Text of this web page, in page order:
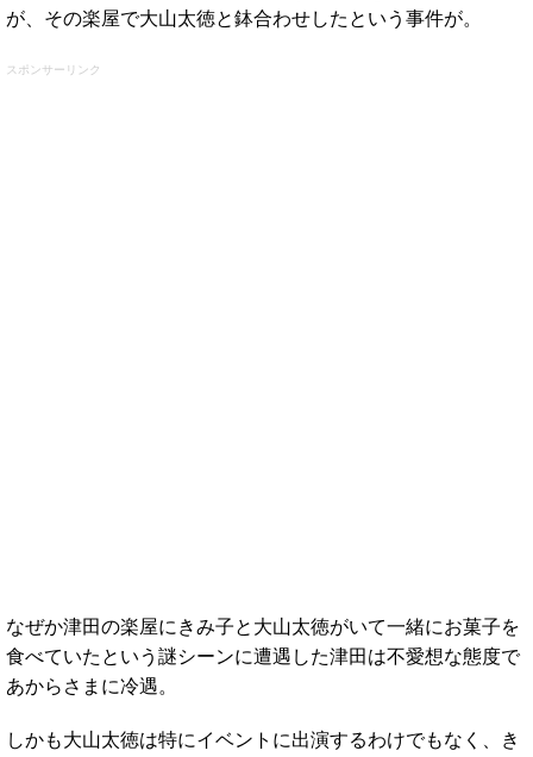
が、その楽屋で大山太徳と鉢合わせしたという事件が。
スポンサーリンク
なぜか津田の楽屋にきみ子と大山太徳がいて一緒にお菓子を
食べていたという謎シーンに遭遇した津田は不愛想な態度で
あからさまに冷遇。
しかも大山太徳は特にイベントに出演するわけでもなく、き